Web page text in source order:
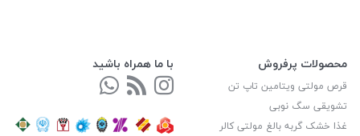
محصولات پرفروش
قرص مولتی ویتامین تاپ تن
تشویقی سگ نوبی
غذا خشک گربه بالغ مولتی کالر
با ما همراه باشید